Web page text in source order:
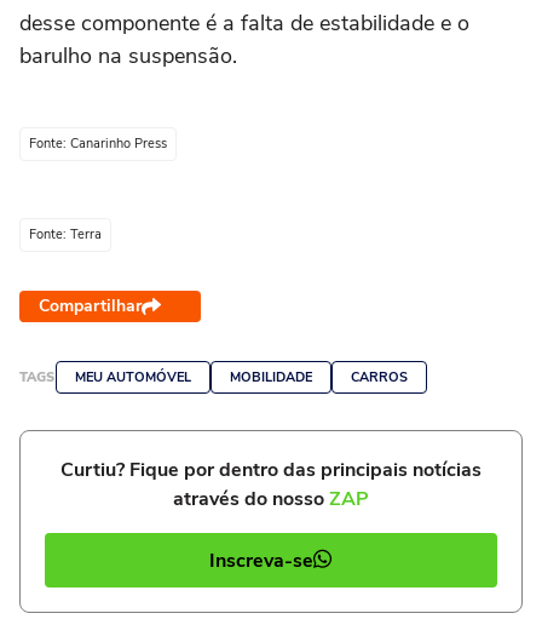
desse componente é a falta de estabilidade e o
barulho na suspensão.
Fonte: Canarinho Press
Fonte: Terra
Compartilhar
TAGS MEU AUTOMÓVEL MOBILIDADE CARROS
Curtiu? Fique por dentro das principais notícias
através do nossoZAP
Inscreva-se